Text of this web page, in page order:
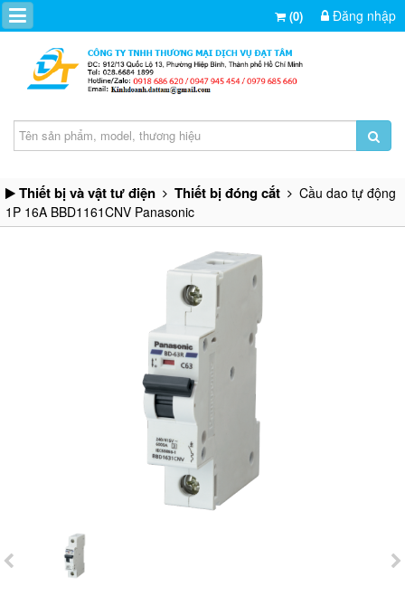
(0) Đăng nhập
Thiết bị và vật tư điện Thiết bị đóng cắt
Cầu dao tự động
1P 16A BBD1161CNV Panasonic